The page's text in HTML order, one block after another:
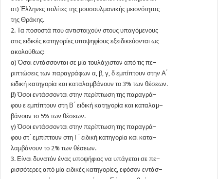
στ) Έλληνες πολίτες της μουσουλμανικής μειονότητας
της Θράκης.
2. Τα ποσοστά που αντιστοιχούν στους υπαγόμενους
στις ειδικές κατηγορίες υποψηφίους εξειδικεύονται ως
ακολούθως:
α) Όσοι εντάσσονται σε μία τουλάχιστον από τις πε−
ριπτώσεις των παραγράφων α, β, γ, δ εμπίπτουν στην Α ́
ειδική κατηγορία και καταλαμβάνουν το 3% των θέσεων.
β) Όσοι εντάσσονται στην περίπτωση της παραγρά−
φου ε εμπίπτουν στη Β ́ ειδική κατηγορία και καταλαμ−
βάνουν το 5% των θέσεων.
γ) Όσοι εντάσσονται στην περίπτωση της παραγρά−
φου στ ́ εμπίπτουν στη Γ ́ ειδική κατηγορία και κατα−
λαμβάνουν το 2% των θέσεων.
3. Είναι δυνατόν ένας υποψήφιος να υπάγεται σε πε−
ρισσότερες από μία ειδικές κατηγορίες, εφόσον εντάσ−